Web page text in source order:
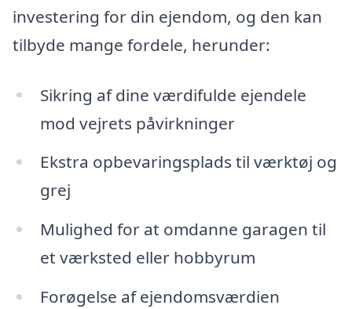
investering for din ejendom, og den kan
tilbyde mange fordele, herunder:
Sikring af dine værdifulde ejendele
mod vejrets påvirkninger
Ekstra opbevaringsplads til værktøj og
grej
Mulighed for at omdanne garagen til
et værksted eller hobbyrum
Forøgelse af ejendomsværdien